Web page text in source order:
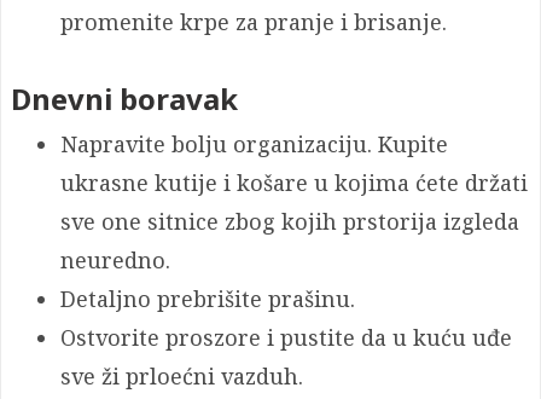
promenite krpe za pranje i brisanje.
Dnevni boravak
Napravite bolju organizaciju. Kupite
ukrasne kutije i košare u kojima ćete držati
sve one sitnice zbog kojih prstorija izgleda
neuredno.
Detaljno prebrišite prašinu.
Ostvorite proszore i pustite da u kuću uđe
sve ži prloećni vazduh.